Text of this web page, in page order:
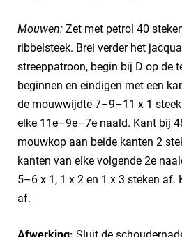
Mouwen: Zet met petrol 40
ribbelsteek. Brei verder het
streeppatroon, begin bij D op de
beginnen en eindigen met een
de mouwwijdte 7–9–11 x 1
elke 11e–9e–7e naald. Kant bij
mouwkop aan beide kanten 2
kanten van elke volgende 2e
5–6 x 1, 1 x 2 en 1 x 3 steken af.
af.